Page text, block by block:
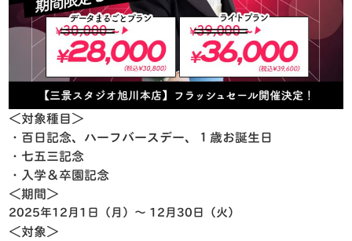
＜対象種目＞
・百日記念、ハーフバースデー、１歳お誕生日
・七五三記念
・入学＆卒園記念
＜期間＞
2025年12 月 1 日（月）～ 12 月 30 日（火）
＜対象＞